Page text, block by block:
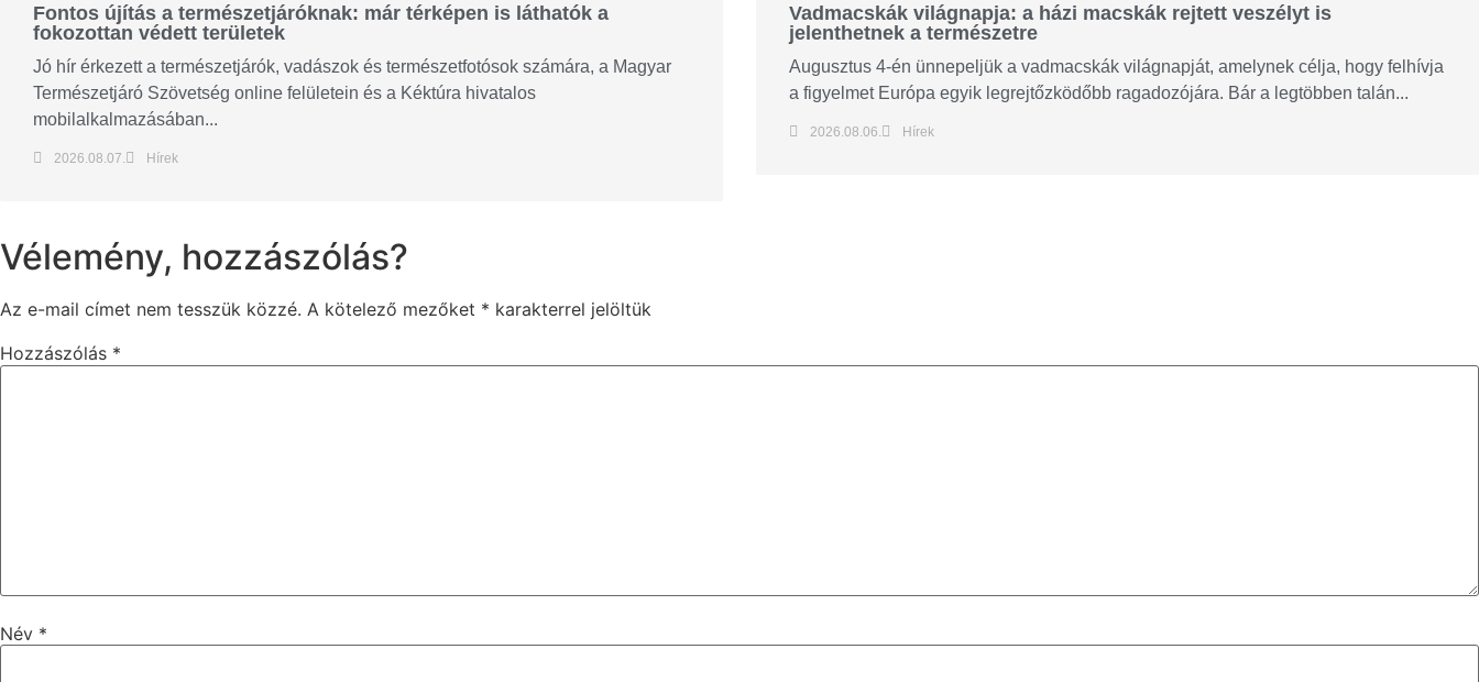
Fontos újítás a természetjáróknak: már térképen is láthatók a
fokozottan védett területek
Jó hír érkezett a természetjárók, vadászok és természetfotósok számára, a Magyar
Természetjáró Szövetség online felületein és a Kéktúra hivatalos
mobilalkalmazásában...
2026.08.07. Hírek
Vadmacskák világnapja: a házi macskák rejtett veszélyt is
jelenthetnek a természetre
Augusztus 4-én ünnepeljük a vadmacskák világnapját, amelynek célja, hogy felhívja
a figyelmet Európa egyik legrejtőzködőbb ragadozójára. Bár a legtöbben talán...
2026.08.06. Hírek
Vélemény, hozzászólás?
Az e-mail címet nem tesszük közzé. A kötelező mezőket * karakterrel jelöltük
Hozzászólás *
Név *